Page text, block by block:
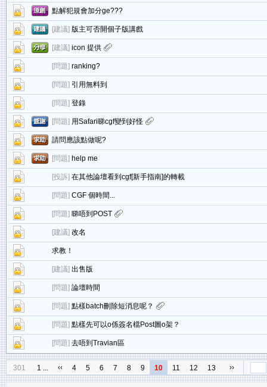
點解犯規會加分ge???
[建議] 版主可否開個子版講戲
[建議] icon 提供
[問題] ranking?
[問題] 引用無料到
[問題] 登錄
[問題] 用Safari睇cgf變到好怪
請問應該點做呢?
[問題] help me
[投訴] 在其他論壇看到cgf[新手指南]的轉載
[問題] CGF 個時間...
[問題] 睇唔到POST
[建議] 改名
求教！
[建議] 出售版
[問題] 論壇時間
[問題] 點樣batch刪除短消息呢？
[問題] 點樣先可以o係簽名檔Post圖o架？
[問題] 去唔到Travian區
301 1 ... ‹‹ 4 5 6 7 8 9 10 11 12 13 ››